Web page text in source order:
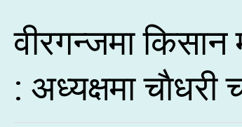
वीरगन्जमा
: अध्यक्षमा चाैधरी